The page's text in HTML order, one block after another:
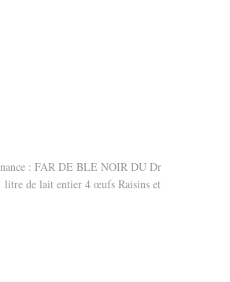
: FAR DE BLE NOIR DU Dr
de lait entier 4 œufs Raisins et